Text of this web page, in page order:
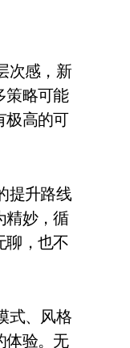
次感，新
策略可能
极高的可
提升路线
精妙，循
聊，也不
式、风格
体验。无